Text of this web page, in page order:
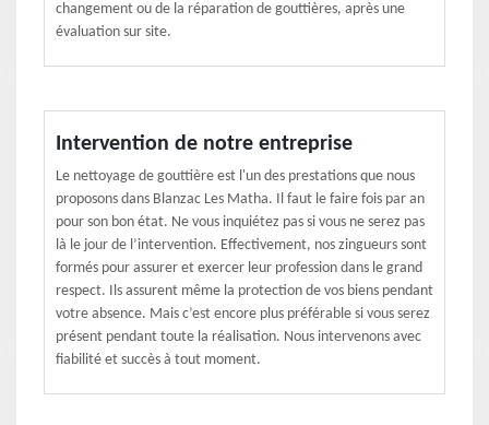
changement ou de la réparation de gouttières, après une
évaluation sur site.
Intervention de notre entreprise
Le nettoyage de gouttière est l'un des prestations que nous
proposons dans Blanzac Les Matha. Il faut le faire fois par an
pour son bon état. Ne vous inquiétez pas si vous ne serez pas
là le jour de l’intervention. Effectivement, nos zingueurs sont
formés pour assurer et exercer leur profession dans le grand
respect. Ils assurent même la protection de vos biens pendant
votre absence. Mais c’est encore plus préférable si vous serez
présent pendant toute la réalisation. Nous intervenons avec
fiabilité et succès à tout moment.